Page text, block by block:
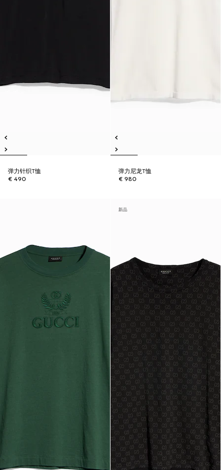
弹力针织T恤
€ 490
弹力尼龙T恤
€ 980
新品